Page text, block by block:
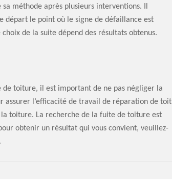
méthode après plusieurs interventions. Il
départ le point où le signe de défaillance est
de la suite dépend des résultats obtenus.
toiture, il est important de ne pas négliger la
assurer l’efficacité de travail de réparation de toit
toiture. La recherche de la fuite de toiture est
obtenir un résultat qui vous convient, veuillez-